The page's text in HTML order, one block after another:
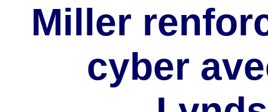
Miller
cyber